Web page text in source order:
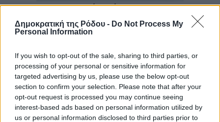
Δημοκρατική της Ρόδου - Do Not Process My
Personal Information
If you wish to opt-out of the sale, sharing to third parties, or
processing of your personal or sensitive information for
targeted advertising by us, please use the below opt-out
section to confirm your selection. Please note that after your
opt-out request is processed you may continue seeing
interest-based ads based on personal information utilized by
us or personal information disclosed to third parties prior to
Ροή ειδήσεων
Αθλητικά πριν 13 λεπτά
Ολοκλήρωση του έργου αναβάθμισης των
υποδομών του Νεστορίδειου Μελάθρου
Τοπικές Ειδήσεις πριν 40 λεπτά